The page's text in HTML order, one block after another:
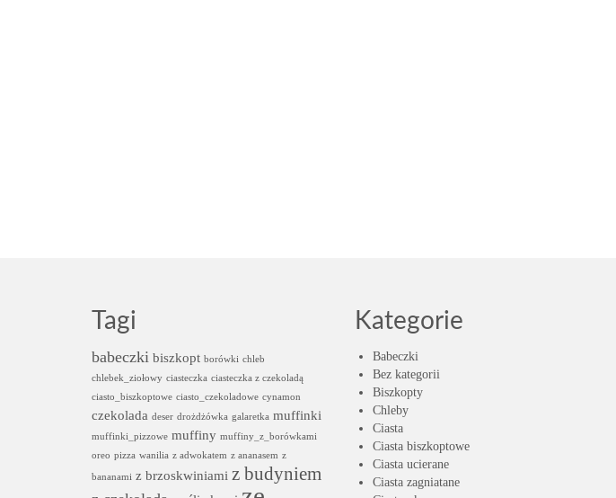
Tagi
babeczki biszkopt borówki chleb
chlebek_ziołowy ciasteczka ciasteczka z czekoladą
ciasto_biszkoptowe ciasto_czekoladowe cynamon
czekolada deser drożdżówka galaretka muffinki
muffinki_pizzowe muffiny muffiny_z_borówkami
oreo pizza wanilia z adwokatem z ananasem z
bananami z brzoskwiniami z budyniem
Kategorie
Babeczki
Bez kategorii
Biszkopty
Chleby
Ciasta
Ciasta biszkoptowe
Ciasta ucierane
Ciasta zagniatane